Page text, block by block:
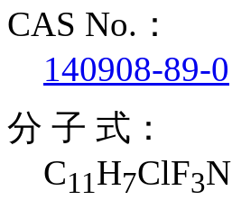
CAS No.：
140908-89-0
分 子 式：
C11H7ClF3N